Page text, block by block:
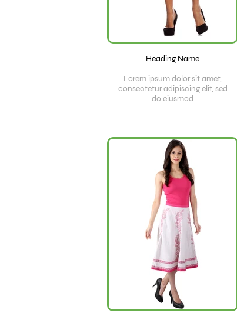
Heading Name
Lorem ipsum dolor sit amet,
consectetur adipiscing elit, sed
do eiusmod